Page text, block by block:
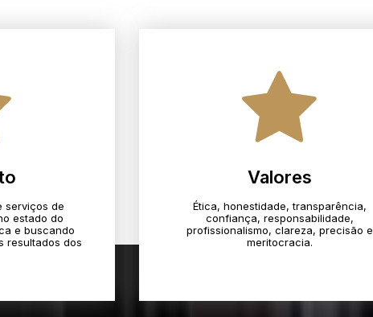
serviços de
estado do
e buscando
resultados dos
Valores
Ética, honestidade, transparência,
confiança, responsabilidade,
profissionalismo, clareza, precisão e
meritocracia.​